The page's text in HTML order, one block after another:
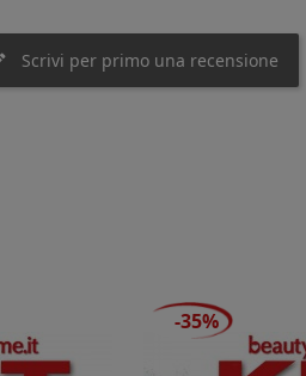
Scrivi per primo una recensione
-35%